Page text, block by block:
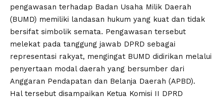
pengawasan terhadap Badan Usaha Milik Daerah
(BUMD) memiliki landasan hukum yang kuat dan tidak
bersifat simbolik semata. Pengawasan tersebut
melekat pada tanggung jawab DPRD sebagai
representasi rakyat, mengingat BUMD didirikan melalui
penyertaan modal daerah yang bersumber dari
Anggaran Pendapatan dan Belanja Daerah (APBD).
Hal tersebut disampaikan Ketua Komisi II DPRD